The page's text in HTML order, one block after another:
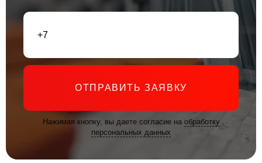
ОТПРАВИТЬ ЗАЯВКУ
Нажимая кнопку, вы даете согласие на обработку
персональных данных